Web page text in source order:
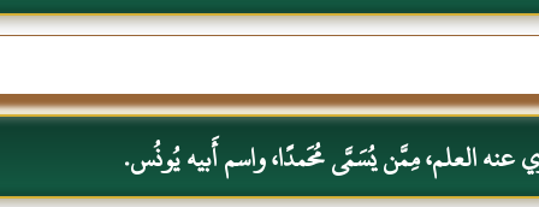
العلم، مِمَّن يُسَمَّى مُحَمدًا، واسم أَبيه يُونُس.